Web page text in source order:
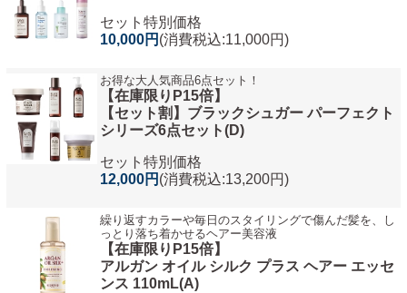
セット特別価格
10,000円 (消費税込:11,000円)
お得な大人気商品6点セット！
【在庫限りP15倍】
【セット割】ブラックシュガー パーフェクト
シリーズ6点セット(D)
セット特別価格
12,000円 (消費税込:13,200円)
繰り返すカラーや毎日のスタイリングで傷んだ髪を、し
っとり落ち着かせるヘアー美容液
【在庫限りP15倍】
アルガン オイル シルク プラス ヘアー エッセ
ンス 110mL(A)